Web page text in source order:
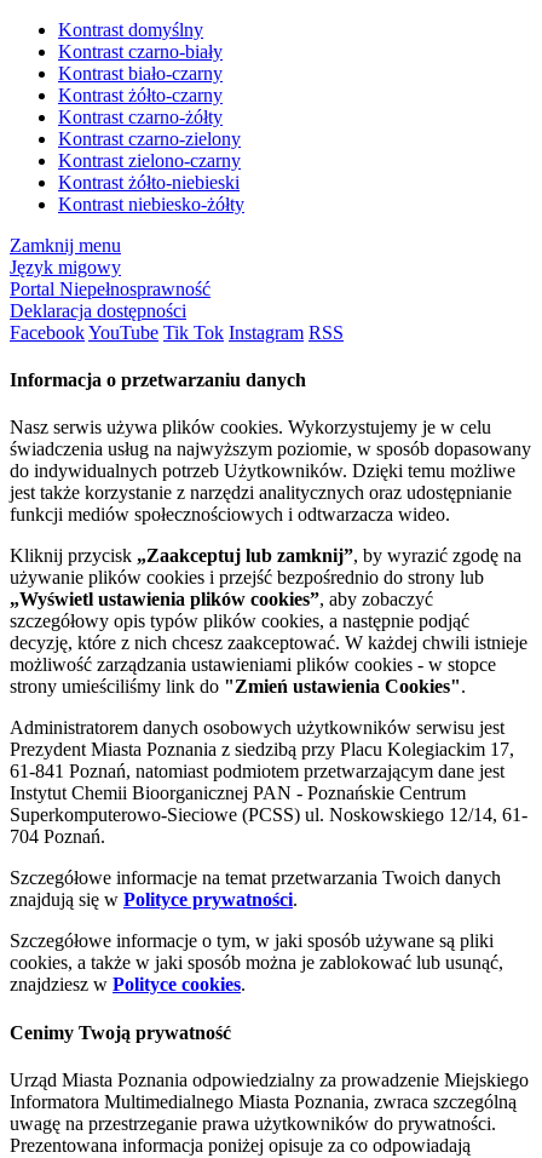
Kontrast domyślny
Kontrast czarno-biały
Kontrast biało-czarny
Kontrast żółto-czarny
Kontrast czarno-żółty
Kontrast czarno-zielony
Kontrast zielono-czarny
Kontrast żółto-niebieski
Kontrast niebiesko-żółty
Zamknij menu
Język migowy
Portal Niepełnosprawność
Deklaracja dostępności
FacebookYouTube Tik Tok Instagram RSS
Informacja o przetwarzaniu danych
Nasz serwis używa plików cookies. Wykorzystujemy je w celu
świadczenia usług na najwyższym poziomie, w sposób dopasowany
do indywidualnych potrzeb Użytkowników. Dzięki temu możliwe
jest także korzystanie z narzędzi analitycznych oraz udostępnianie
funkcji mediów społecznościowych i odtwarzacza wideo.
Kliknij przycisk „Zaakceptuj lub zamknij”, by wyrazić zgodę na
używanie plików cookies i przejść bezpośrednio do strony lub
„Wyświetl ustawienia plików cookies”, aby zobaczyć
szczegółowy opis typów plików cookies, a następnie podjąć
decyzję, które z nich chcesz zaakceptować. W każdej chwili istnieje
możliwość zarządzania ustawieniami plików cookies - w stopce
strony umieściliśmy link do "Zmień ustawienia Cookies".
Administratorem danych osobowych użytkowników serwisu jest
Prezydent Miasta Poznania z siedzibą przy Placu Kolegiackim 17,
61-841 Poznań, natomiast podmiotem przetwarzającym dane jest
Instytut Chemii Bioorganicznej PAN - Poznańskie Centrum
Superkomputerowo-Sieciowe (PCSS) ul. Noskowskiego 12/14, 61-
704 Poznań.
Szczegółowe informacje na temat przetwarzania Twoich danych
znajdują się w Polityce prywatności.
Szczegółowe informacje o tym, w jaki sposób używane są pliki
cookies, a także w jaki sposób można je zablokować lub usunąć,
znajdziesz w Polityce cookies.
Cenimy Twoją prywatność
Urząd Miasta Poznania odpowiedzialny za prowadzenie Miejskiego
Informatora Multimedialnego Miasta Poznania, zwraca szczególną
uwagę na przestrzeganie prawa użytkowników do prywatności.
Prezentowana informacja poniżej opisuje za co odpowiadają